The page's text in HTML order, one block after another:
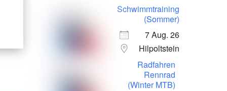
Schwimmtraining
(Sommer)
7 Aug. 26
Hilpoltstein
Radfahren
Rennrad
(Winter MTB)